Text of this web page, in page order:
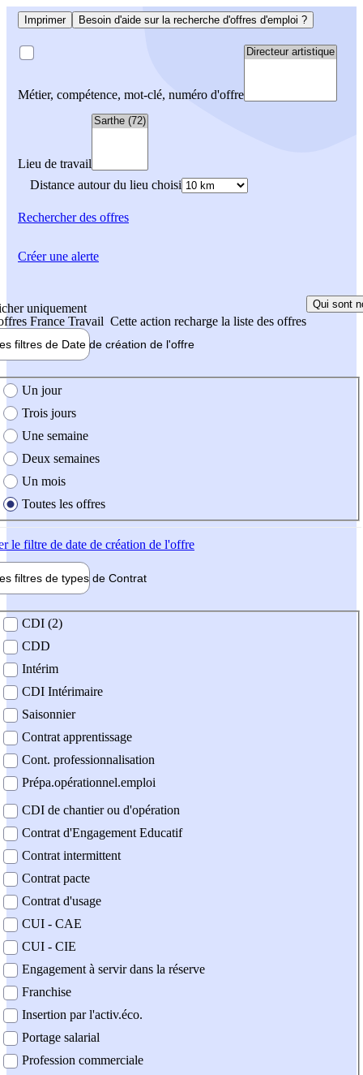
Imprimer Besoin d'aide sur la recherche d'offres d'emploi ?
Métier, compétence, mot-clé, numéro d'offre
Lieu de travail
Distance autour du lieu choisi
Rechercherdes offres
uniquement
France Travail Cette action recharge la liste des offres
Qui sont
filtres de Date de création de l'offre
création de l'offre
Un jour
Trois jours
Une semaine
Deux semaines
Un mois
Toutes les offres
le filtre de date de création de l'offre
filtres de types de Contrat
contrat
CDI (2)
CDD
Intérim
CDI Intérimaire
Saisonnier
Contrat apprentissage
Cont. professionnalisation
Prépa.opérationnel.emploi
CDI de chantier ou d'opération
Contrat d'Engagement Educatif
Contrat intermittent
Contrat pacte
Contrat d'usage
CUI - CAE
CUI - CIE
Engagement à servir dans la réserve
Franchise
Insertion par l'activ.éco.
Portage salarial
Profession commerciale
Créer une alerte